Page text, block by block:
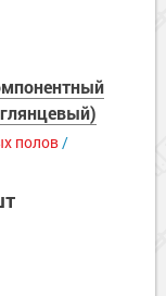
полов/